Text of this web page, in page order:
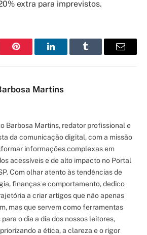
extra para imprevistos.
Pinterest LinkedInTumblr Email
Martins
Barbosa Martins, redator profissional e
da comunicação digital, com a missão
informações complexas em
acessíveis e de alto impacto no Portal
Com olhar atento às tendências de
finanças e comportamento, dedico
a criar artigos que não apenas
mas que servem como ferramentas
o dia a dia dos nossos leitores,
a ética, a clareza e o rigor